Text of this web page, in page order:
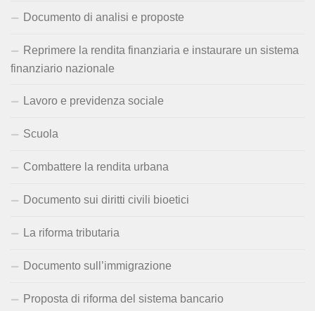
Documento di analisi e proposte
Reprimere la rendita finanziaria e instaurare un sistema
finanziario nazionale
Lavoro e previdenza sociale
Scuola
Combattere la rendita urbana
Documento sui diritti civili bioetici
La riforma tributaria
Documento sull’immigrazione
Proposta di riforma del sistema bancario